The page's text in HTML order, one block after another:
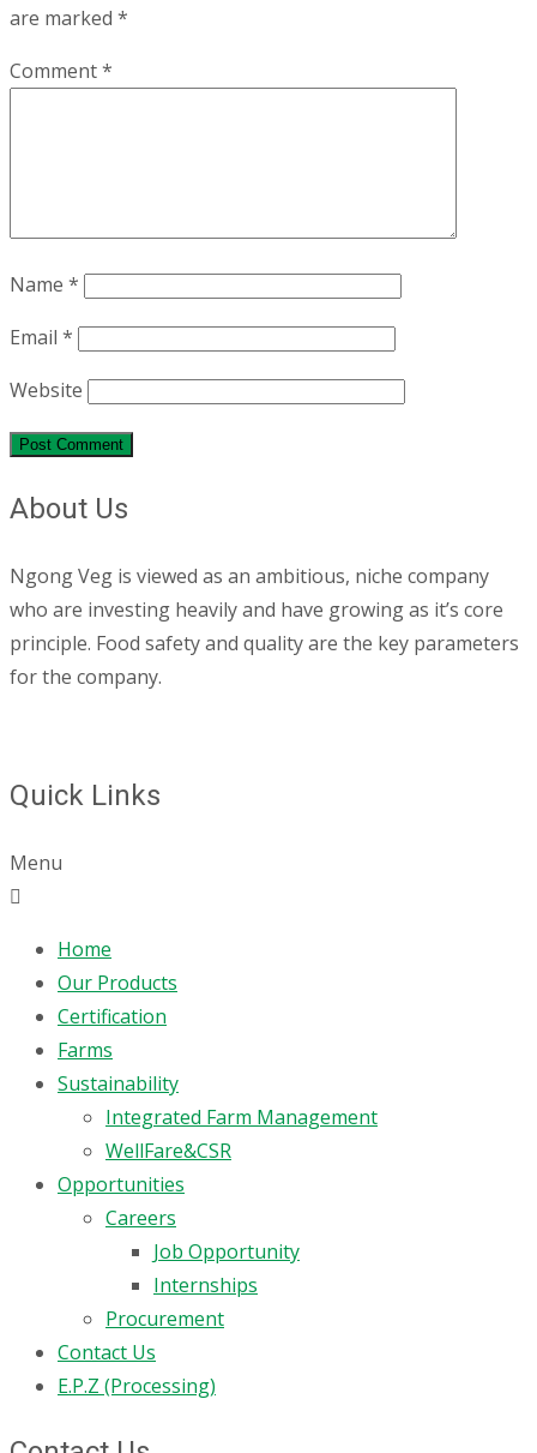
are marked *
Comment*
Name *
Email *
Website
About Us
Ngong Veg is viewed as an ambitious, niche company
who are investing heavily and have growing as it’s core
principle. Food safety and quality are the key parameters
for the company.
Quick Links
Menu
Home
Our Products
Certification
Farms
Sustainability
Integrated Farm Management
WellFare&CSR
Opportunities
Careers
Job Opportunity
Internships
Procurement
Contact Us
E.P.Z (Processing)